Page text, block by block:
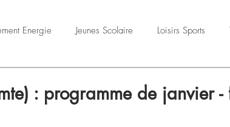
Energie Jeunes Scolaire Loisirs Sports
: programme de janvier -